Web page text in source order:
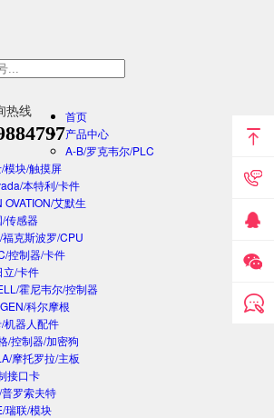
热线
首页
产品中心
A-B/罗克韦尔/PLC
模块/触摸屏
本特利/卡件
OVATION/艾默生
传感器
福克斯波罗/CPU
控制器/卡件
立/卡件
霍尼韦尔/控制器
科尔摩根
机器人配件
/控制器/加密狗
摩托罗拉/主板
接口卡
罗索夫特
瑞联/模块